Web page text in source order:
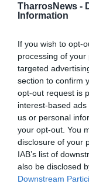
TharrosNews -
Information
If you wish to opt-
processing of
targeted
section to confirm
opt-out request is
interest-based
us or personal
your opt-out. You
disclosure of your
IAB’s list of
also be disclosed
Downstream